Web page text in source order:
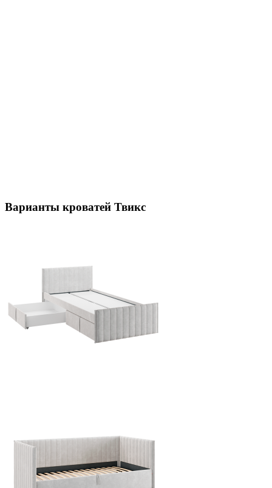
Варианты кроватей Твикс